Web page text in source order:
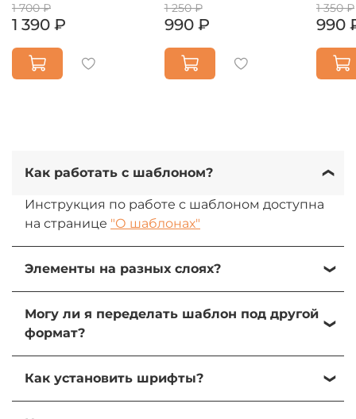
1 700 ₽
1 390 ₽
1 250 ₽
990 ₽
1 350 ₽
990
Как работать с шаблоном?
Инструкция по работе с шаблоном доступна
на странице "О шаблонах"
Элементы на разных слоях?
желании их можно изменить, передвинуть
или удалить.
Могу ли я переделать шаблон под другой
формат?
задачу и использователь элементы для
создания других форматов.
Как установить шрифты?